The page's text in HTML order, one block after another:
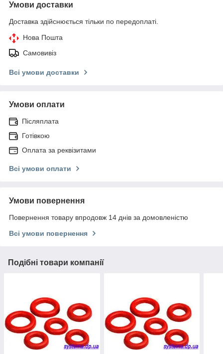
Умови доставки
Доставка здійснюється тільки по передоплаті.
Нова Пошта
Самовивіз
Всі умови доставки
Умови оплати
Післяплата
Готівкою
Оплата за реквізитами
Всі умови оплати
Умови повернення
Повернення товару впродовж 14 днів за домовленістю
Всі умови повернення
Подібні товари компанії